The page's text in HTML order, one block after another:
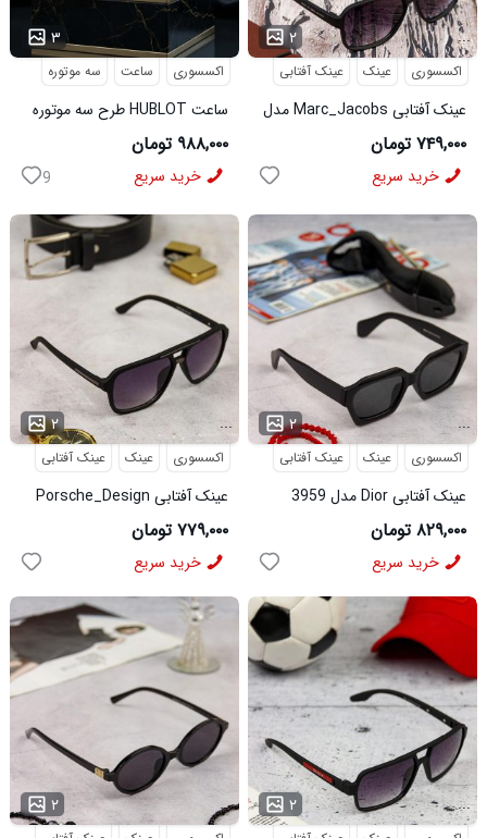
۳
اکسسوری ساعت سه موتوره
ساعت HUBLOT طرح سه موتوره
سورمه ای کد 6559
۹۸۸,۰۰۰ تومان
خرید سریع 9
۲ ...
اکسسوری عینک عینک آفتابی
عینک آفتابی Marc_Jacobs مدل
3956
۷۴۹,۰۰۰ تومان
خرید سریع
۲ ...
اکسسوری عینک عینک آفتابی
عینک آفتابی Porsche_Design
مدل 3960
۷۷۹,۰۰۰ تومان
خرید سریع
۲ ...
اکسسوری عینک عینک آفتابی
عینک آفتابی Dior مدل 3959
۸۲۹,۰۰۰ تومان
خرید سریع
۲ ... ۲ ...